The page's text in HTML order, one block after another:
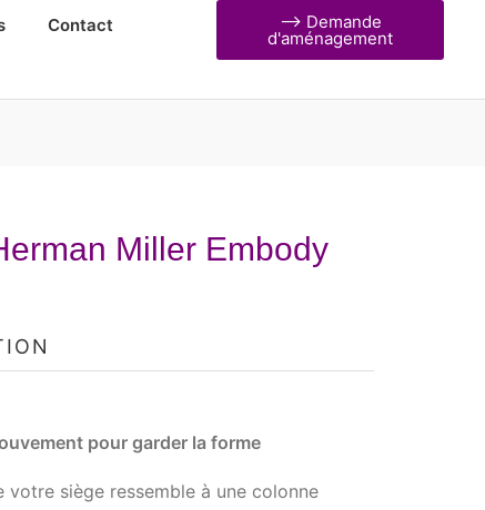
Contact ⟶ Demande
d'aménagement
Miller Embody
pour garder la forme
votre siège ressemble à une colonne